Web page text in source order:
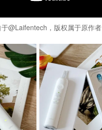
@Laifentech，版权属于原作者